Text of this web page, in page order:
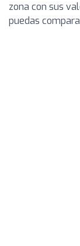
zona con sus
puedas